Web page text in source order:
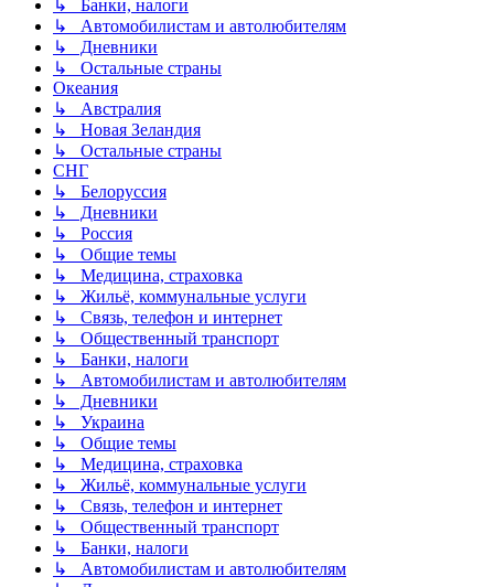
↳ Банки, налоги
↳ Автомобилистам и автолюбителям
↳ Дневники
↳ Остальные страны
Океания
↳ Австралия
↳ Новая Зеландия
↳ Остальные страны
СНГ
↳ Белоруссия
↳ Дневники
↳ Россия
↳ Общие темы
↳ Медицина, страховка
↳ Жильё, коммунальные услуги
↳ Связь, телефон и интернет
↳ Общественный транспорт
↳ Банки, налоги
↳ Автомобилистам и автолюбителям
↳ Дневники
↳ Украина
↳ Общие темы
↳ Медицина, страховка
↳ Жильё, коммунальные услуги
↳ Связь, телефон и интернет
↳ Общественный транспорт
↳ Банки, налоги
↳ Автомобилистам и автолюбителям